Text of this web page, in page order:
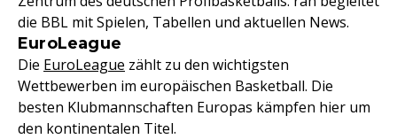
die BBL mit Spielen, Tabellen und aktuellen News.
EuroLeague
Die EuroLeague zählt zu den wichtigsten
Wettbewerben im europäischen Basketball. Die
besten Klubmannschaften Europas kämpfen hier um
den kontinentalen Titel.